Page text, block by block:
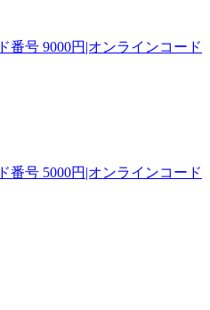
番号 9000円|オンラインコード
番号 5000円|オンラインコード